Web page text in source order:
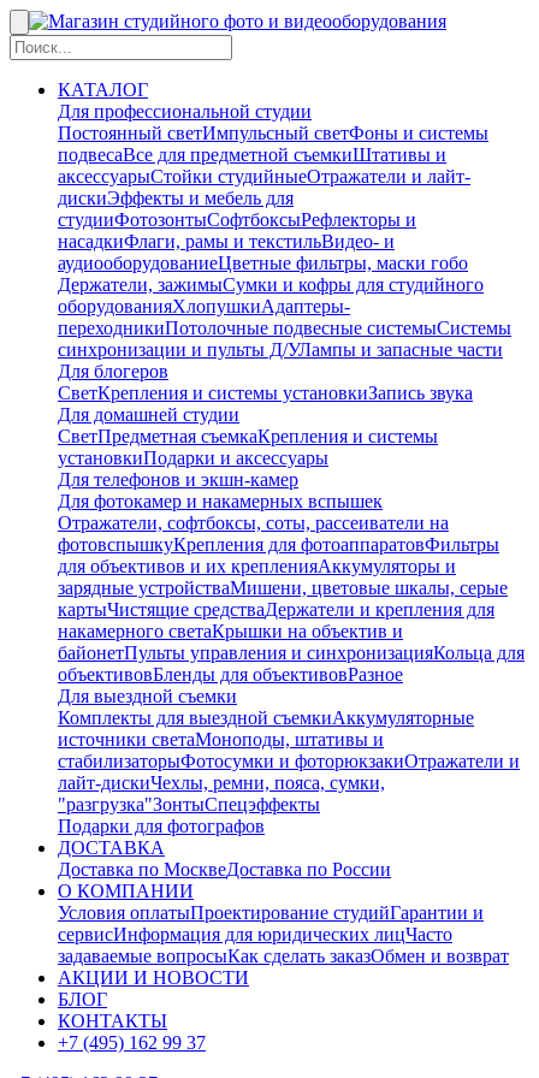
КАТАЛОГ
Для профессиональной студии
Постоянный светИмпульсный светФоны и системы
подвесаВсе для предметной съемкиШтативы и
аксессуарыСтойки студийныеОтражатели и лайт-
дискиЭффекты и мебель для
студииФотозонтыСофтбоксыРефлекторы и
насадкиФлаги, рамы и текстильВидео- и
аудиооборудованиеЦветные фильтры, маски гобо
Держатели, зажимыСумки и кофры для студийного
оборудованияХлопушкиАдаптеры-
переходникиПотолочные подвесные системыСистемы
синхронизации и пульты Д/УЛампы и запасные части
Для блогеров
СветКрепления и системы установкиЗапись звука
Для домашней студии
СветПредметная съемкаКрепления и системы
установкиПодарки и аксессуары
Для телефонов и экшн-камер
Для фотокамер и накамерных вспышек
Отражатели, софтбоксы, соты, рассеиватели на
фотовспышкуКрепления для фотоаппаратовФильтры
для объективов и их крепленияАккумуляторы и
зарядные устройстваМишени, цветовые шкалы, серые
картыЧистящие средстваДержатели и крепления для
накамерного светаКрышки на объектив и
байонетПульты управления и синхронизацияКольца для
объективовБленды для объективовРазное
Для выездной съемки
Комплекты для выездной съемкиАккумуляторные
источники светаМоноподы, штативы и
стабилизаторыФотосумки и фоторюкзакиОтражатели и
лайт-дискиЧехлы, ремни, пояса, сумки,
"разгрузка"ЗонтыСпецэффекты
Подарки для фотографов
ДОСТАВКА
Доставка по МосквеДоставка по России
О КОМПАНИИ
Условия оплатыПроектирование студийГарантии и
сервисИнформация для юридических лицЧасто
задаваемые вопросыКак сделать заказОбмен и возврат
АКЦИИ И НОВОСТИ
БЛОГ
КОНТАКТЫ
+7 (495) 162 99 37